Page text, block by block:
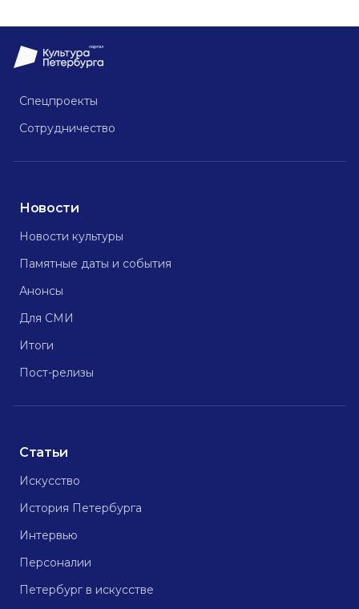
Спецпроекты
Сотрудничество
Новости
Новости культуры
Памятные даты и события
Анонсы
Для СМИ
Итоги
Пост-релизы
Статьи
Искусство
История Петербурга
Интервью
Персоналии
Петербург в искусстве